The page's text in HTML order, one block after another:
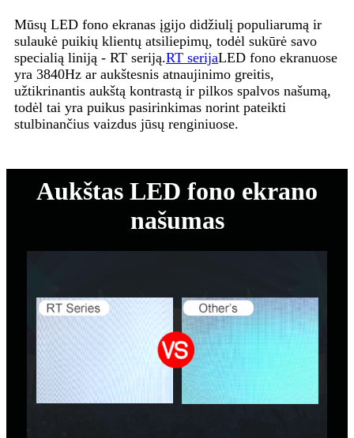
Mūsų LED fono ekranas įgijo didžiulį populiarumą ir
sulaukė puikių klientų atsiliepimų, todėl sukūrė savo
specialią liniją - RT seriją.RT serijaLED fono ekranuose
yra 3840Hz ar aukštesnis atnaujinimo greitis,
užtikrinantis aukštą kontrastą ir pilkos spalvos našumą,
todėl tai yra puikus pasirinkimas norint pateikti
stulbinančius vaizdus jūsų renginiuose.
Aukštas LED fono ekrano
našumas